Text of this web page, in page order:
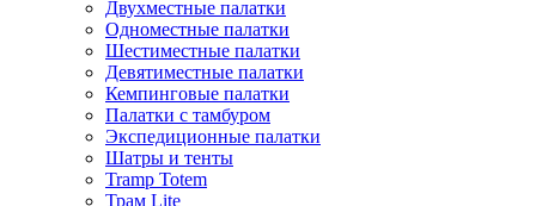
Двухместные палатки
Одноместные палатки
Шестиместные палатки
Девятиместные палатки
Кемпинговые палатки
Палатки с тамбуром
Экспедиционные палатки
Шатры и тенты
Tramp Totem
Трам Lite